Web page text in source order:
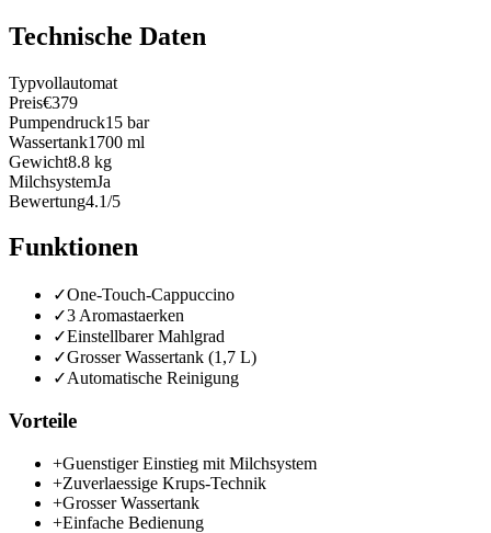
Technische Daten
Typvollautomat
Preis€379
Pumpendruck15 bar
Wassertank1700 ml
Gewicht8.8 kg
MilchsystemJa
Bewertung4.1/5
Funktionen
✓One-Touch-Cappuccino
✓3 Aromastaerken
✓Einstellbarer Mahlgrad
✓Grosser Wassertank (1,7 L)
✓Automatische Reinigung
Vorteile
+Guenstiger Einstieg mit Milchsystem
+Zuverlaessige Krups-Technik
+Grosser Wassertank
+Einfache Bedienung